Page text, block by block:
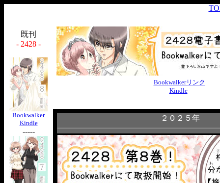
既刊
- 2428 -
Bookwalker
Kindle
-----
Bookwalkerリンク
Kindle
２０２５年